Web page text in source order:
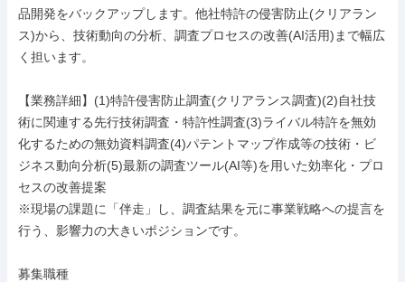
品開発をバックアップします。他社特許の侵害防止(クリアラン
ス)から、技術動向の分析、調査プロセスの改善(AI活用)まで幅広
く担います。
【業務詳細】(1)特許侵害防止調査(クリアランス調査)(2)自社技
術に関連する先行技術調査・特許性調査(3)ライバル特許を無効
化するための無効資料調査(4)パテントマップ作成等の技術・ビ
ジネス動向分析(5)最新の調査ツール(AI等)を用いた効率化・プロ
セスの改善提案
※現場の課題に「伴走」し、調査結果を元に事業戦略への提言を
行う、影響力の大きいポジションです。
募集職種